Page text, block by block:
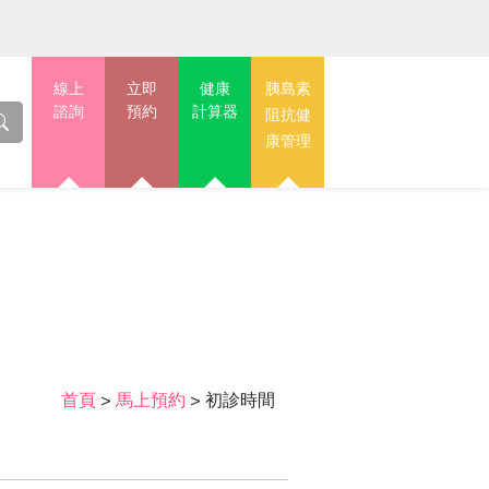
線上
諮詢
立即
預約
健康
計算器
胰島素
阻抗健
康管理
首頁> 馬上預約 > 初診時間